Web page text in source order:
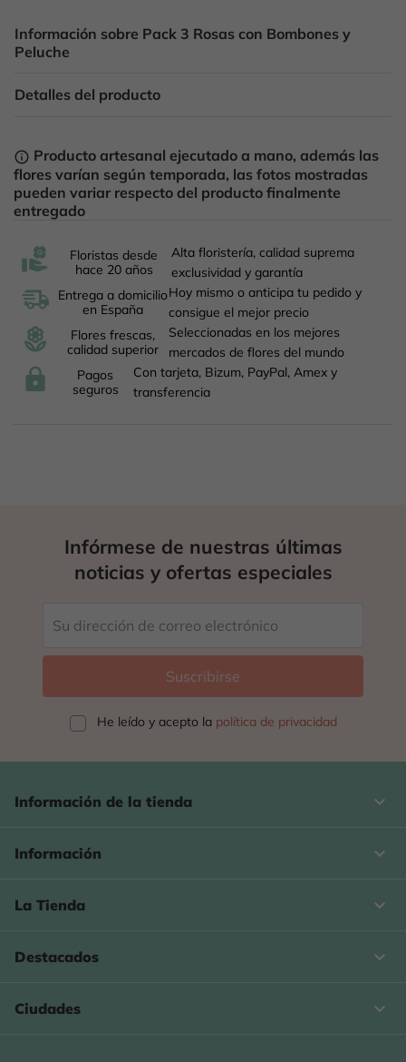
Información sobre Pack 3 Rosas con Bombones y
Peluche
Detalles del producto
info_outline Producto artesanal ejecutado a mano, además las
flores varían según temporada, las fotos mostradas
pueden variar respecto del producto finalmente
entregado
Floristas desde
hace 20 años
Alta floristería, calidad suprema
exclusividad y garantía
Entrega a domicilio
en España
Hoy mismo o anticipa tu pedido y
consigue el mejor precio
Flores frescas,
calidad superior
Seleccionadas en los mejores
mercados de flores del mundo
Pagos
seguros
Con tarjeta, Bizum, PayPal, Amex y
transferencia
Infórmese de nuestras últimas
noticias y ofertas especiales
He leído y acepto la política de privacidad
Información de la tienda keyboard_arrow_down
Información 
La Tienda 
Destacados 
Ciudades 